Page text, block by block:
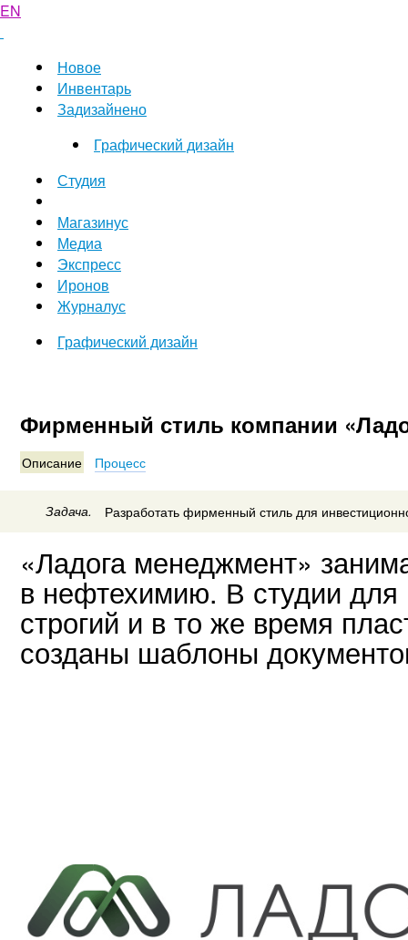
EN
Новое
Инвентарь
Задизайнено
Графический дизайн
Студия
Магазинус
Медиа
Экспресс
Иронов
Журналус
Графический дизайн
Фирменный стиль компании
Описание Процесс
Задача. Разработать фирменный стиль для
«Ладога менеджмент»
в нефтехимию. В студии для
строгий и в то же время
созданы шаблоны